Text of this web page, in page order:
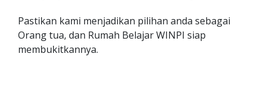
Pastikan kami menjadikan pilihan anda sebagai
Orang tua, dan Rumah Belajar WINPI siap
membukitkannya.